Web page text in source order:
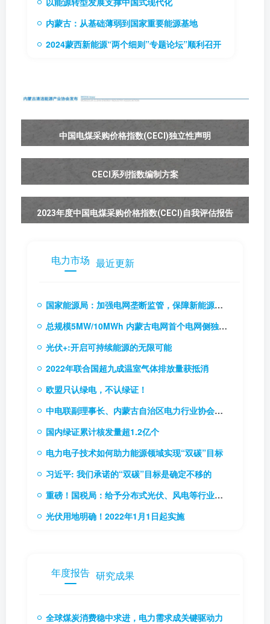
内蒙古：从基础薄弱到国家重要能源基地
2024蒙西新能源“两个细则”专题论坛”顺利召开
中国电煤采购价格指数(CECI)独立性声明
CECI系列指数编制方案
2023年度中国电煤采购价格指数(CECI)自我评估报告
电力市场 最近更新
国家能源局：加强电网垄断监管，保障新能源和新型主体接入电网
总规模5MW/10MWh 内蒙古电网首个电网侧独立储能电站成功并网
光伏+:开启可持续能源的无限可能
2022年联合国超九成温室气体排放量获抵消
欧盟只认绿电，不认绿证！
中电联副理事长、内蒙古自治区电力行业协会理事长贾振国率队到访协会
国内绿证累计核发量超1.2亿个
电力电子技术如何助力能源领域实现“双碳”目标
习近平: 我们承诺的“双碳”目标是确定不移的
重磅！国税局：给予分布式光伏、风电等行业税费优惠（附56项税费优惠政策）
光伏用地明确！2022年1月1日起实施
年度报告 研究成果
全球煤炭消费稳中求进，电力需求成关键驱动力